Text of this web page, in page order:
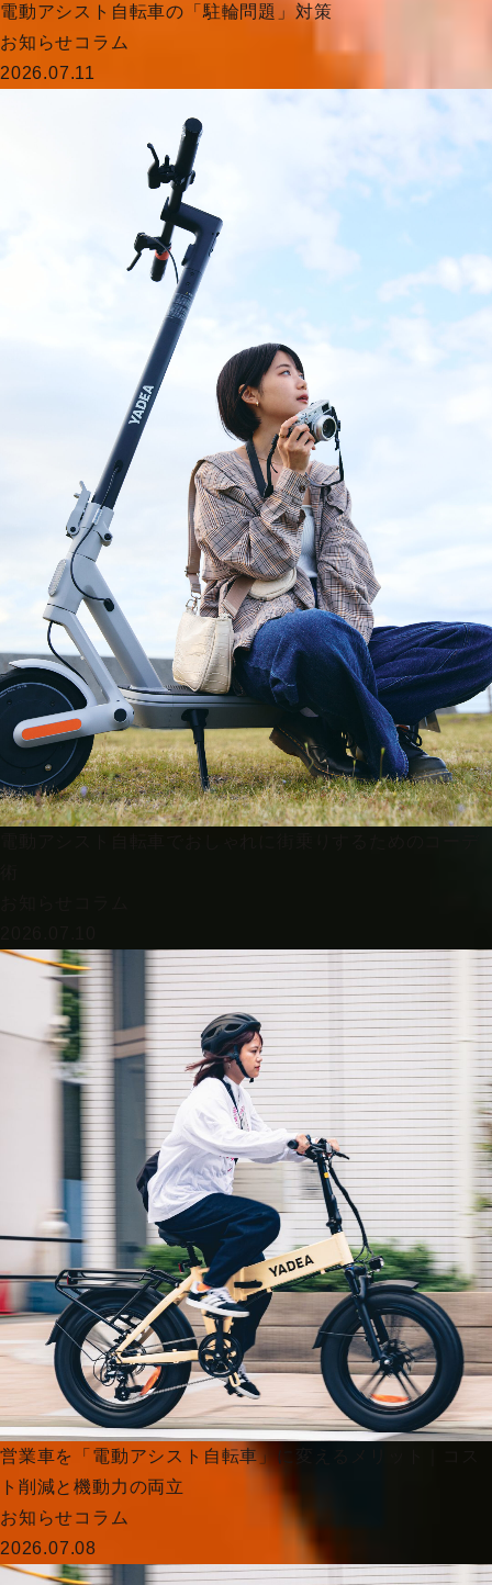
電動アシスト自転車の「駐輪問題」対策
お知らせコラム
2026.07.11
営業車を「電動アシスト自転車」に変えるメリット｜コス
ト削減と機動力の両立
お知らせコラム
2026.07.08